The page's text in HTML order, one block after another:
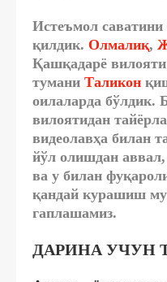
Истеъмол саватини
қилдик. Олмалиқ,
Қашқадарё вилояти
тумани Таликон
оилаларда бўлдик.
вилоятидан
видеолавҳа билан
йўл олишдан
ва у билан
қандай курашиш
гаплашамиз.
ДАРИНА УЧУН